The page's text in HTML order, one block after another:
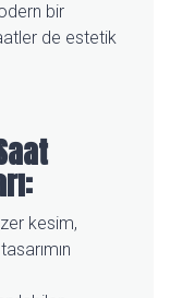
bir
de estetik
kesim,